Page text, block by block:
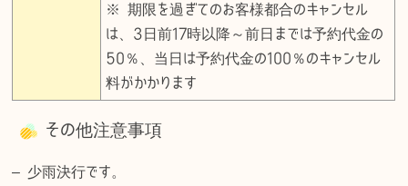
※ 期限を過ぎてのお客様都合のキャンセル
は、3日前17時以降～前日までは予約代金の
50％、当日は予約代金の100％のキャンセル
料がかかります
その他注意事項
– 少雨決行です。